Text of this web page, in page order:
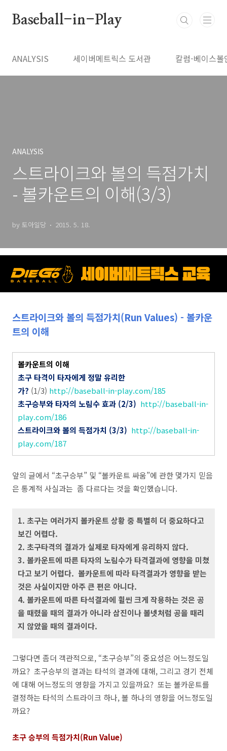
Baseball-in-Play
ANALYSIS 세이버메트릭스 도서관 칼럼-베이스볼
ANALYSIS
스트라이크와 볼의 득점가치
- 볼카운트의 이해(3/3)
by 토아일당 2015. 5. 18.
스트라이크와 볼의 득점가치(Run Values) - 볼카운
트의 이해
볼카운트의 이해
초구 타격이 타자에게 정말 유리한
가? (1/3) http://baseball-in-play.com/185
초구승부와 타자의 노림수 효과 (2/3) http://baseball-in-
play.com/186
스트라이크와 볼의 득점가치 (3/3) http://baseball-in-
play.com/187
앞의 글에서 “초구승부” 및 “볼카운트 싸움”에 관한 몇가지 믿음
은 통계적 사실과는 좀 다르다는 것을 확인했습니다.
1. 초구는 여러가지 볼카운트 상황 중 특별히 더 중요하다고
보긴 어렵다.
2. 초구타격의 결과가 실제로 타자에게 유리하지 않다.
3. 볼카운트에 따른 타자의 노림수가 타격결과에 영향을 미쳤
다고 보기 어렵다. 볼카운트에 따라 타격결과가 영향을 받는
것은 사실이지만 아주 큰 편은 아니다.
4. 볼카운트에 따른 타석결과에 휠씬 크게 작용하는 것은 공
을 때렸을 때의 결과가 아니라 삼진이나 볼넷처럼 공을 때리
지 않았을 때의 결과이다.
그렇다면 좀더 객관적으로, “초구승부”의 중요성은 어느정도일
까요? 초구승부의 결과는 타석의 결과에 대해, 그리고 경기 전체
에 대해 어느정도의 영향을 가지고 있을까요? 또는 볼카운트를
결정하는 타석의 스트라이크 하나, 볼 하나의 영향을 어느정도일
까요?
초구 승부의 득점가치(Run Value)